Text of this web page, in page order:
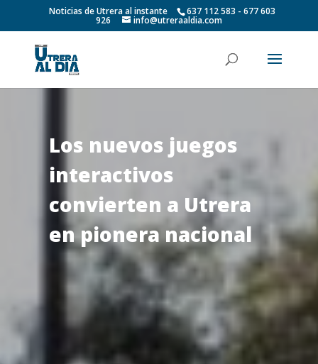
Noticias de Utrera al instante 637 112 583 - 677 603
926 info@utreraaldia.com
Los nuevos juegos
interactivos
convierten a Utrera
en pionera nacional